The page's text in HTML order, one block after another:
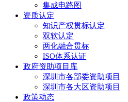
集成电路图
资质认定
知识产权贯标认定
双软认定
两化融合贯标
ISO体系认证
政府资助项目库
深圳市各部委资助项目
深圳市各大区资助项目
政策动态